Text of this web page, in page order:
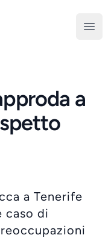
a
a Tenerife
caso di